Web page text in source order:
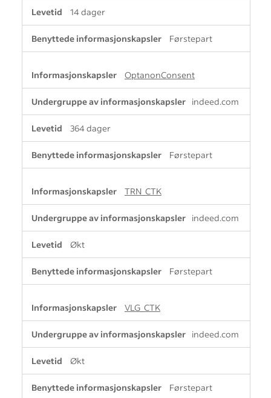
14 dager
Førstepart
OptanonConsent
indeed.com
364 dager
Førstepart
TRN_CTK
indeed.com
Økt
Førstepart
VLG_CTK
indeed.com
Økt
Førstepart